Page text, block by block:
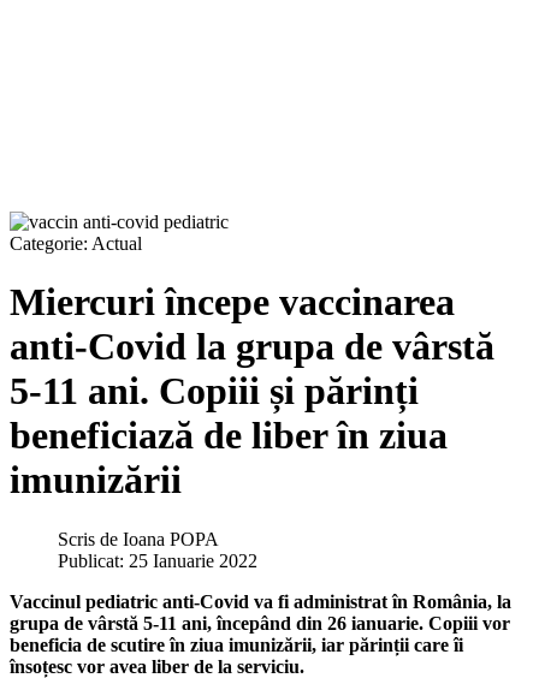
Categorie: Actual
Miercuri începe vaccinarea
anti-Covid la grupa de vârstă
5-11 ani. Copiii și părinți
beneficiază de liber în ziua
imunizării
Scris de Ioana POPA
Publicat: 25 Ianuarie 2022
Vaccinul pediatric anti-Covid va fi administrat în România, la
grupa de vârstă 5-11 ani, începând din 26 ianuarie. Copiii vor
beneficia de scutire în ziua imunizării, iar părinții care îi
însoțesc vor avea liber de la serviciu.